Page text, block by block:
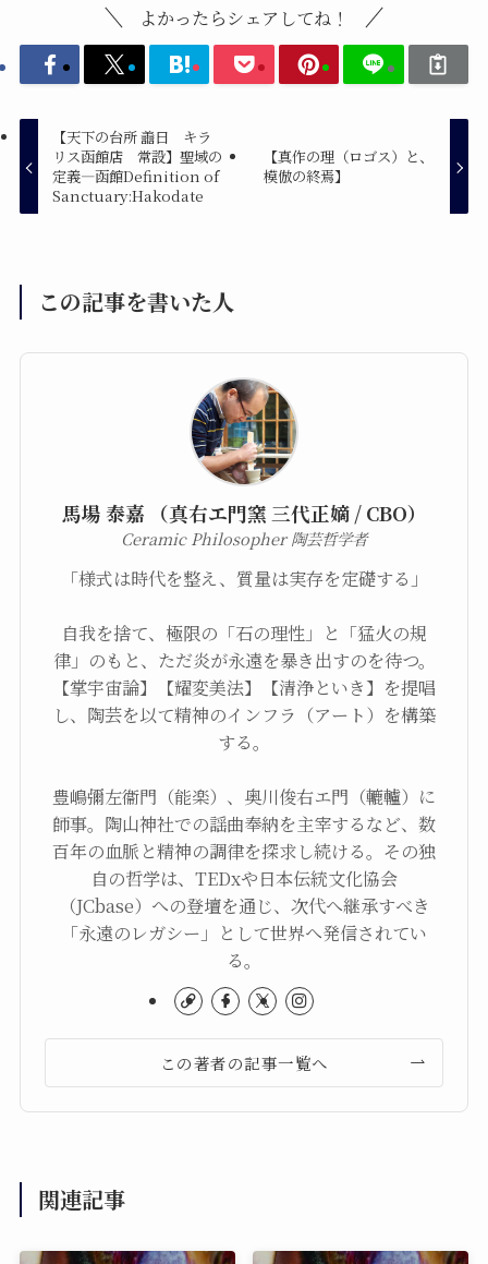
よかったらシェアしてね！
【天下の台所 譱日 キラ
リス函館店 常設】聖域の
定義―函館Definition of
Sanctuary:Hakodate
【真作の理（ロゴス）と、
模倣の終焉】
この記事を書いた人
馬場 泰嘉 （真右エ門窯 三代正嫡 / CBO）
Ceramic Philosopher 陶芸哲学者
「様式は時代を整え、質量は実存を定礎する」
自我を捨て、極限の「石の理性」と「猛火の規
律」のもと、ただ炎が永遠を暴き出すのを待つ。
【掌宇宙論】【耀変美法】【清浄といき】を提唱
し、陶芸を以て精神のインフラ（アート）を構築
する。
豊嶋彌左衞門（能楽）、奥川俊右エ門（轆轤）に
師事。陶山神社での謡曲奉納を主宰するなど、数
百年の血脈と精神の調律を探求し続ける。その独
自の哲学は、TEDxや日本伝統文化協会
（JCbase）への登壇を通じ、次代へ継承すべき
「永遠のレガシー」として世界へ発信されてい
る。
この著者の記事一覧へ
関連記事